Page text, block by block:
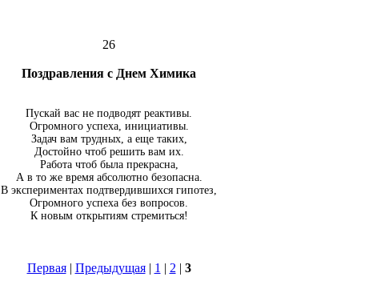
26
Поздравления с Днем Химика
Пускай вас не подводят реактивы.
Огромного успеха, инициативы.
Задач вам трудных, а еще таких,
Достойно чтоб решить вам их.
Работа чтоб была прекрасна,
А в то же время абсолютно безопасна.
В экспериментах подтвердившихся гипотез,
Огромного успеха без вопросов.
К новым открытиям стремиться!
Первая| Предыдущая| 1 | 2 | 3